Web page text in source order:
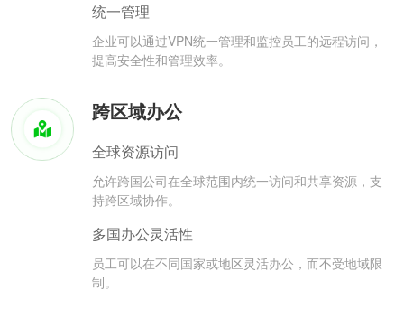
统一管理
企业可以通过VPN统一管理和监控员工的远程访问，
提高安全性和管理效率。
跨区域办公
全球资源访问
允许跨国公司在全球范围内统一访问和共享资源，支
持跨区域协作。
多国办公灵活性
员工可以在不同国家或地区灵活办公，而不受地域限
制。